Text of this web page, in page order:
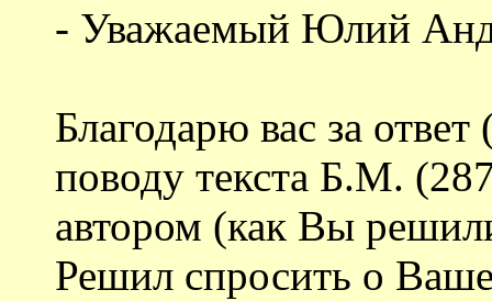
- Уважаемый Юлий
Благодарю вас за
поводу текста Б.М.
автором (как Вы
Решил спросить о